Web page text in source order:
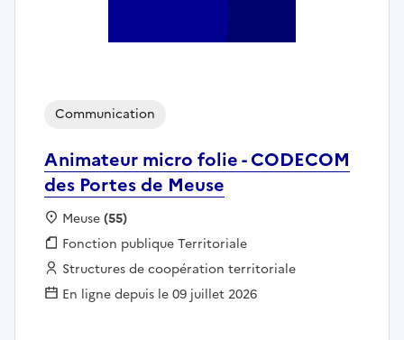
Animateur micro folie - CODECOM
des Portes de Meuse
Communication
Localisation :
Meuse(55)
Fonction publique :
Fonction publique Territoriale
Employeur :
Structures de coopération territoriale
En ligne depuis le 09 juillet 2026